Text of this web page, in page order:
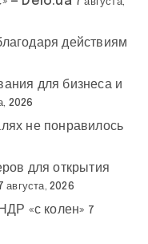
7 августа,
действиям
для бизнеса и
2026
не понравилось
для открытия
7 августа, 2026
«с колен» 7